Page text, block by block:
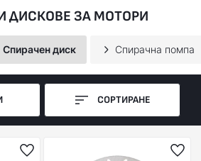
ДИСКОВЕ ЗА МОТОРИ
Спирачен диск Спирачна помпа
СОРТИРАНЕ